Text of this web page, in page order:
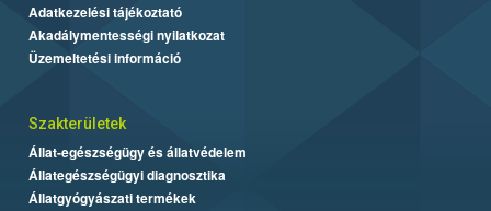
Adatkezelési tájékoztató
Akadálymentességi nyilatkozat
Üzemeltetési információ
Szakterületek
Állat-egészségügy és állatvédelem
Állategészségügyi diagnosztika
Állatgyógyászati termékek